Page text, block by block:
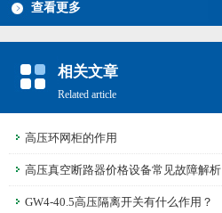
查看更多
相关文章
Related article
高压环网柜的作用
高压真空断路器价格设备常见故障解析
GW4-40.5高压隔离开关有什么作用？